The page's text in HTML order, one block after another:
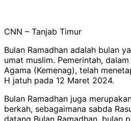
CNN – Tanjab Timur
Bulan Ramadhan adalah bulan
umat muslim. Pemerintah,
Agama (Kemenag), telah
H jatuh pada 12 Maret 2024.
Bulan Ramadhan juga
berkah, sebagaimana sabda
datang Bulan Ramadhan, bulan